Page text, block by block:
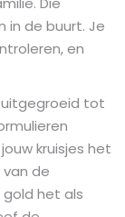
in de buurt. Je
en
uitgegroeid tot
kruisjes het
de
het als